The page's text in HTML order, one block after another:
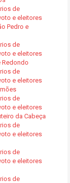
de
e eleitores
Pedro e
de
e eleitores
Redondo
de
e eleitores
de
e eleitores
da Cabeça
de
e eleitores
de
e eleitores
de